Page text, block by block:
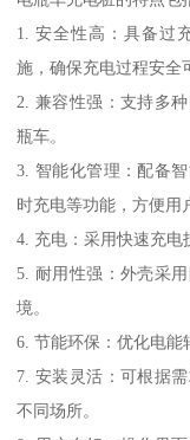
1. 安全性高：具备过
施，确保充电过程安全
2. 兼容性强：支持多
瓶车。
3. 智能化管理：配备
时充电等功能，方便用
4. 充电：采用快速充电
5. 耐用性强：外壳采
境。
6. 节能环保：优化电能
7. 安装灵活：可根据
不同场所。